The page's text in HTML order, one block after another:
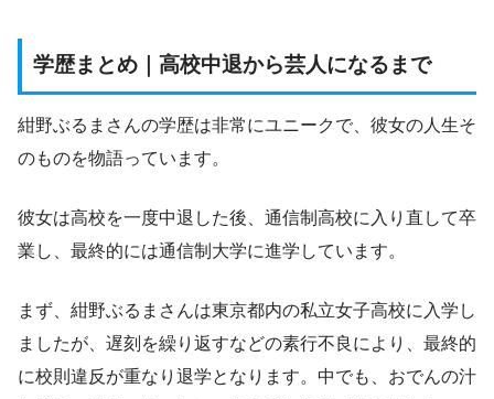
学歴まとめ｜高校中退から芸人になるまで
紺野ぶるまさんの学歴は非常にユニークで、彼女の人生そ
のものを物語っています。
彼女は高校を一度中退した後、通信制高校に入り直して卒
業し、最終的には通信制大学に進学しています。
まず、紺野ぶるまさんは東京都内の私立女子高校に入学し
ましたが、遅刻を繰り返すなどの素行不良により、最終的
に校則違反が重なり退学となります。中でも、おでんの汁